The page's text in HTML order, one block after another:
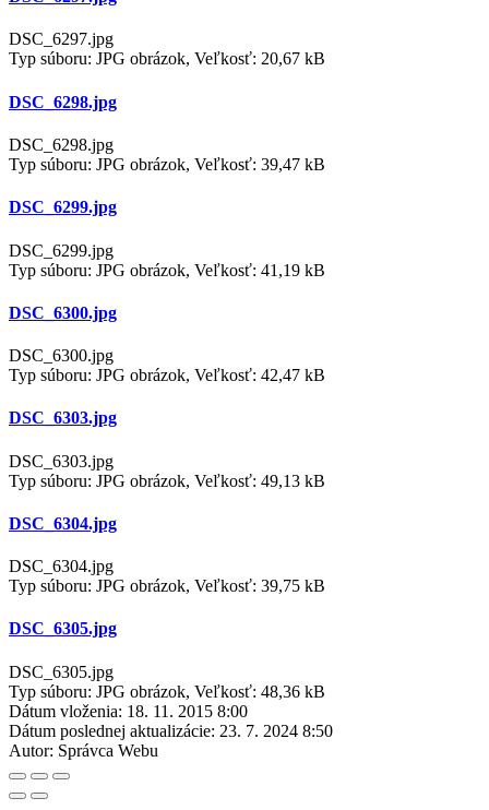
DSC_6297.jpg
Typ súboru: JPG obrázok, Veľkosť: 20,67 kB
DSC_6298.jpg
DSC_6298.jpg
Typ súboru: JPG obrázok, Veľkosť: 39,47 kB
DSC_6299.jpg
DSC_6299.jpg
Typ súboru: JPG obrázok, Veľkosť: 41,19 kB
DSC_6300.jpg
DSC_6300.jpg
Typ súboru: JPG obrázok, Veľkosť: 42,47 kB
DSC_6303.jpg
DSC_6303.jpg
Typ súboru: JPG obrázok, Veľkosť: 49,13 kB
DSC_6304.jpg
DSC_6304.jpg
Typ súboru: JPG obrázok, Veľkosť: 39,75 kB
DSC_6305.jpg
DSC_6305.jpg
Typ súboru: JPG obrázok, Veľkosť: 48,36 kB
Dátum vloženia: 18. 11. 2015 8:00
Dátum poslednej aktualizácie: 23. 7. 2024 8:50
Autor: Správca Webu